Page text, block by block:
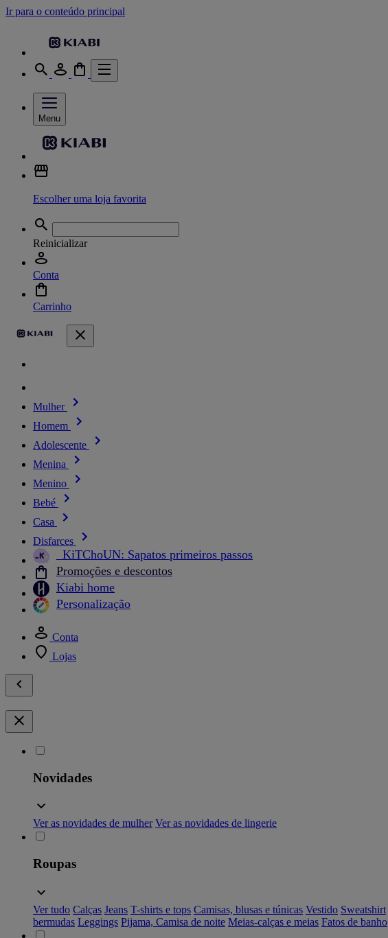
Ir para o conteúdo principal
Menu
Escolher uma loja favorita
Reinicializar
Conta
Carrinho
Mulher
Homem
Adolescente
Menina
Menino
Bebé
Casa
Disfarces
_KiTChoUN: Sapatos primeiros passos
Promoções e descontos
Kiabi home
Personalização
Conta
Lojas
Novidades
Ver as novidades de mulher Ver as novidades de lingerie
Roupas
Ver tudo Calças Jeans T-shirts e tops Camisas, blusas e túnicas Vestido Sweatshirt
bermudas Leggings Pijama, Camisa de noite Meias-calças e meias Fatos de banho